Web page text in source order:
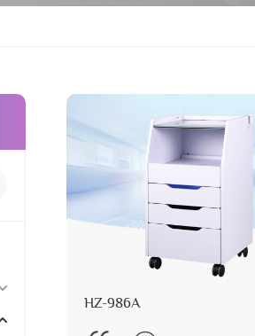
HZ-986A